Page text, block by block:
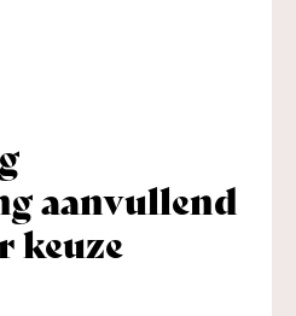
aanvullend
keuze